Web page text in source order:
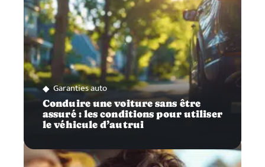
Garanties auto
Conduire une voiture sans être
assuré : les conditions pour utiliser
le véhicule d’autrui